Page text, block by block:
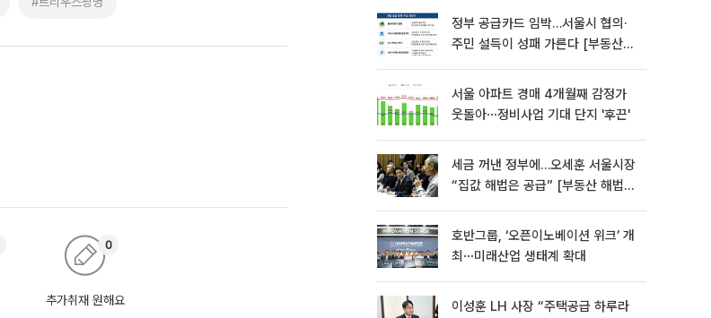
추가취재 원해요
0
정부 공급카드 임박…서울시 협의·
주민 설득이 성패 가른다 [부동산
서울 아파트 경매 4개월째 감정가
웃돌아⋯정비사업 기대 단지 '후끈'
세금 꺼낸 정부에…오세훈 서울시장
“집값 해법은 공급” [부동산 해법
호반그룹, ‘오픈이노베이션 위크’ 개
최⋯미래산업 생태계 확대
이성훈 LH 사장 “주택공급 하루라